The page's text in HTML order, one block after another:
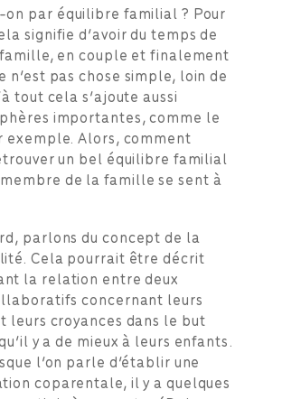
on par équilibre familial ? Pour
signifie d’avoir du temps de
en couple et finalement
n’est pas chose simple, loin de
tout cela s’ajoute aussi
importantes, comme le
exemple. Alors, comment
un bel équilibre familial
de la famille se sent à
parlons du concept de la
Cela pourrait être décrit
la relation entre deux
concernant leurs
leurs croyances dans le but
y a de mieux à leurs enfants.
l’on parle d’établir une
coparentale, il y a quelques